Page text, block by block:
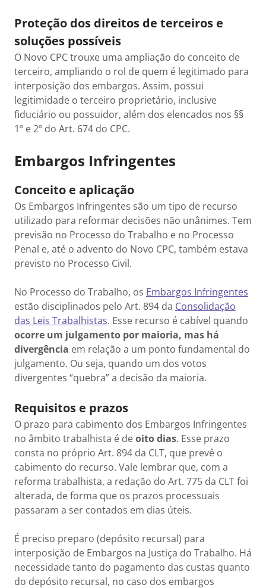
Proteção dos direitos de terceiros e
soluções possíveis
O Novo CPC trouxe uma ampliação do conceito de
terceiro, ampliando o rol de quem é legitimado para
interposição dos embargos. Assim, possui
legitimidade o terceiro proprietário, inclusive
fiduciário ou possuidor, além dos elencados nos §§
1º e 2º do Art. 674 do CPC.
Embargos Infringentes
Conceito e aplicação
Os Embargos Infringentes são um tipo de recurso
utilizado para reformar decisões não unânimes. Tem
previsão no Processo do Trabalho e no Processo
Penal e, até o advento do Novo CPC, também estava
previsto no Processo Civil.
No Processo do Trabalho, os Embargos Infringentes
estão disciplinados pelo Art. 894 da Consolidação
das Leis Trabalhistas. Esse recurso é cabível quando
ocorre um julgamento por maioria, mas há
divergência em relação a um ponto fundamental do
julgamento. Ou seja, quando um dos votos
divergentes “quebra” a decisão da maioria.
Requisitos e prazos
O prazo para cabimento dos Embargos Infringentes
no âmbito trabalhista é deoito dias. Esse prazo
consta no próprio Art. 894 da CLT, que prevê o
cabimento do recurso. Vale lembrar que, com a
reforma trabalhista, a redação do Art. 775 da CLT foi
alterada, de forma que os prazos processuais
passaram a ser contados em dias úteis.
É preciso preparo (depósito recursal) para
interposição de Embargos na Justiça do Trabalho. Há
necessidade tanto do pagamento das custas quanto
do depósito recursal, no caso dos embargos